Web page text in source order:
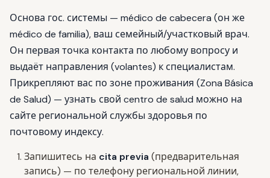
Основа гос. системы — médico de cabecera (он же
médico de familia), ваш семейный/участковый врач.
Он первая точка контакта по любому вопросу и
выдаёт направления (volantes) к специалистам.
Прикрепляют вас по зоне проживания (Zona Básica
de Salud) — узнать свой centro de salud можно на
сайте региональной службы здоровья по
почтовому индексу.
Запишитесь на cita previa (предварительная
запись) — по телефону региональной линии,